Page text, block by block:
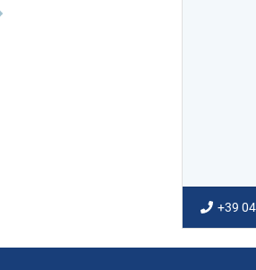
+39